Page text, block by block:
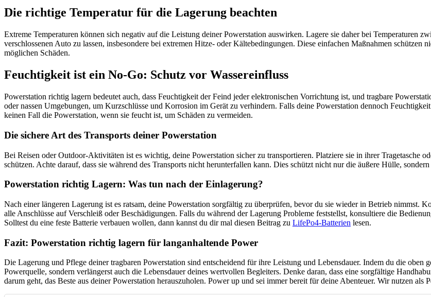
Die richtige Temperatur für die Lagerung beachten
Extreme Temperaturen können sich negativ auf die Leistung deiner Powerstation auswirken. Lagere sie daher bei Temperaturen
verschlossenen Auto zu lassen, insbesondere bei extremen Hitze- oder Kältebedingungen. Diese einfachen Maßnahmen
möglichen Schäden.
Feuchtigkeit ist ein No-Go: Schutz vor Wassereinfluss
Powerstation richtig lagern bedeutet auch, dass Feuchtigkeit der Feind jeder elektronischen Vorrichtung ist, und tragbare
oder nassen Umgebungen, um Kurzschlüsse und Korrosion im Gerät zu verhindern. Falls deine Powerstation dennoch
keinen Fall die Powerstation, wenn sie feucht ist, um Schäden zu vermeiden.
Die sichere Art des Transports deiner Powerstation
Bei Reisen oder Outdoor-Aktivitäten ist es wichtig, deine Powerstation sicher zu transportieren. Platziere sie in ihrer Tragetasche
schützen. Achte darauf, dass sie während des Transports nicht herunterfallen kann. Dies schützt nicht nur die äußere Hülle,
Powerstation richtig Lagern: Was tun nach der Einlagerung?
Nach einer längeren Lagerung ist es ratsam, deine Powerstation sorgfältig zu überprüfen, bevor du sie wieder in Betrieb nimmst.
alle Anschlüsse auf Verschleiß oder Beschädigungen. Falls du während der Lagerung Probleme feststellst, konsultiere die
Solltest du eine feste Batterie verbauen wollen, dann kannst du dir mal diesen Beitrag zu LifePo4-Batterien lesen.
Fazit: Powerstation richtig lagern für langanhaltende Power
Die Lagerung und Pflege deiner tragbaren Powerstation sind entscheidend für ihre Leistung und Lebensdauer. Indem du die oben
Powerquelle, sondern verlängerst auch die Lebensdauer deines wertvollen Begleiters. Denke daran, dass eine sorgfältige
darum geht, das Beste aus deiner Powerstation herauszuholen. Power up und sei immer bereit für deine Abenteuer. Wir nutzen als